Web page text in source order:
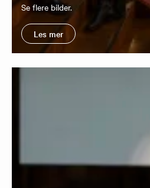
Se flere bilder.
Les mer